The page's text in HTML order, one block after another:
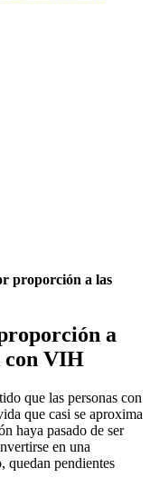
proporción a las
a
con VIH
que las personas con
que casi se aproxima
haya pasado de ser
en una
quedan pendientes